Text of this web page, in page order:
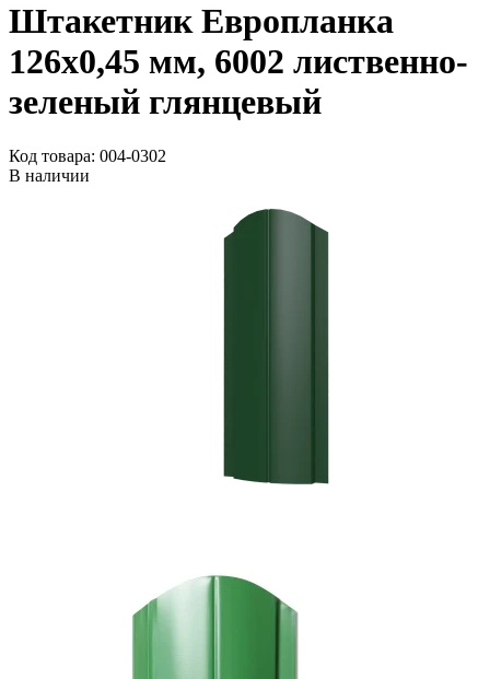
Штакетник Европланка
126x0,45 мм, 6002 лиственно-
зеленый глянцевый
Код товара: 004-0302
В наличии